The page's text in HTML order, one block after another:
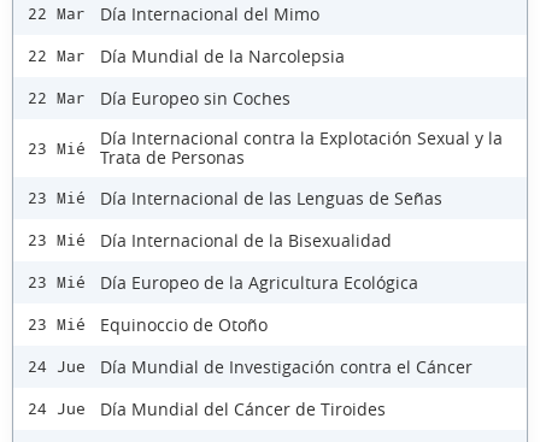
22 Mar Día Internacional del Mimo
22 Mar Día Mundial de la Narcolepsia
22 Mar Día Europeo sin Coches
23 Mié
Día Internacional contra la Explotación Sexual y la
Trata de Personas
23 Mié Día Internacional de las Lenguas de Señas
23 Mié Día Internacional de la Bisexualidad
23 Mié Día Europeo de la Agricultura Ecológica
23 Mié Equinoccio de Otoño
24 Jue Día Mundial de Investigación contra el Cáncer
24 Jue Día Mundial del Cáncer de Tiroides